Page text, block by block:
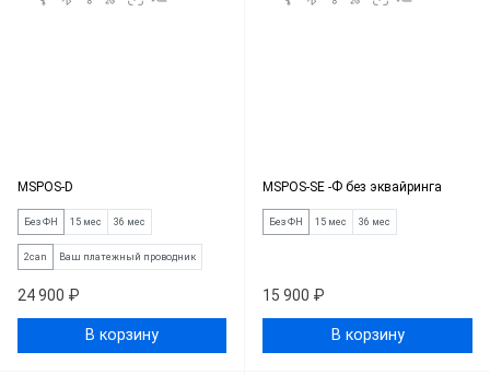
MSPOS-D
Без ФН 15 мес 36 мес
2can Ваш платежный проводник
24 900 ₽
В корзину
MSPOS-SE -Ф без эквайринга
Без ФН 15 мес 36 мес
15 900 ₽
В корзину